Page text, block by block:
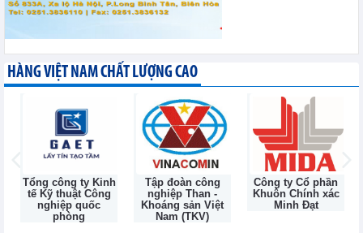
HÀNG VIỆT NAM CHẤT LƯỢNG CAO
Tập đoàn công
nghiệp Than -
Khoáng sản Việt
Nam (TKV)
Công ty Cổ phần
Khuôn Chính xác
Minh Đạt
Công ty Cổ Phần
Đầu Tư và Thương
Mại TNG